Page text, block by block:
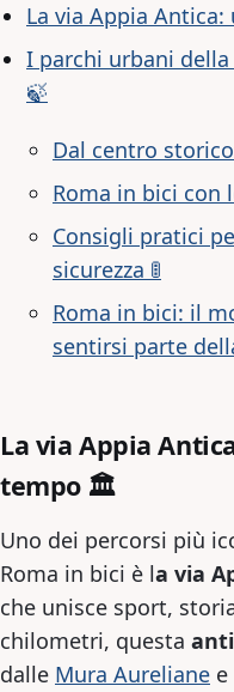
La via Appia
I parchi urbani della
🍃
Dal centro
Roma in bici con
Consigli pratici
sicurezza 🚦
Roma in bici: il
sentirsi parte
La via Appia
tempo 🏛️
Uno dei percorsi più
Roma in bici è la via
che unisce sport,
chilometri, questa
dalle Mura Aureliane